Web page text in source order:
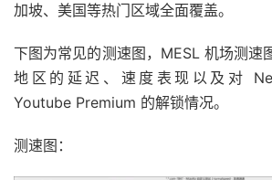
加坡、美国等热门区域全面覆盖。
下图为常见的测速图，MESL 机场测速
地区的延迟、速度表现以及对
Youtube Premium 的解锁情况。
测速图：